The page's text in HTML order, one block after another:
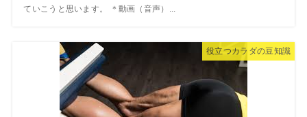
ていこうと思います。 ＊動画（音声）...
役立つカラダの豆知識